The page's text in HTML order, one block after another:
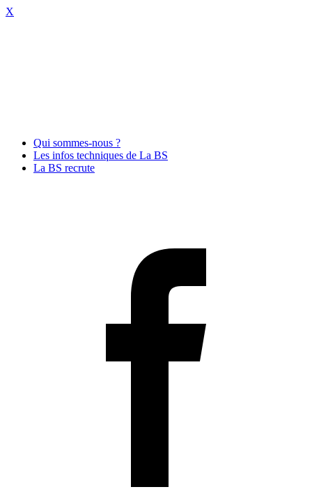
X
Qui sommes-nous ?
Les infos techniques de La BS
La BS recrute